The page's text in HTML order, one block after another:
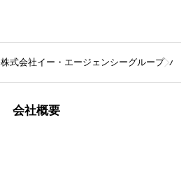
株式会社イー・エージェンシーグループ パナ
会社概要